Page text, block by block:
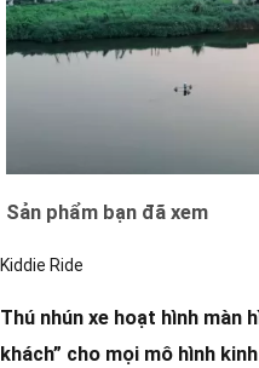
Sản phẩm bạn đã xem
Kiddie Ride
Thú nhún xe hoạt hình màn
khách” cho mọi mô hình